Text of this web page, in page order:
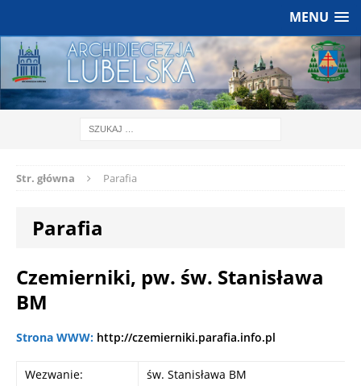
MENU
Str. główna Parafia
Parafia
Czemierniki, pw. św. Stanisława
BM
Strona WWW: http://czemierniki.parafia.info.pl
Wezwanie:
św. Stanisława BM